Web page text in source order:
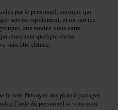
par le personnel, musique qui
servies rapidement, et un service
aux rendez‑vous entre
cherchent quelque chose
sans être élitiste.
le soir. Prévoyez des plats à partager
l’aide du personnel si vous avez